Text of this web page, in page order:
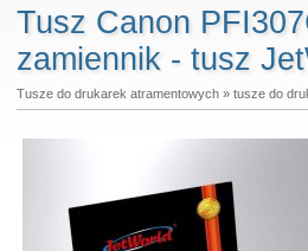
Tusz Canon
zamiennik - tusz
Tusze do drukarek atramentowych» tusze do